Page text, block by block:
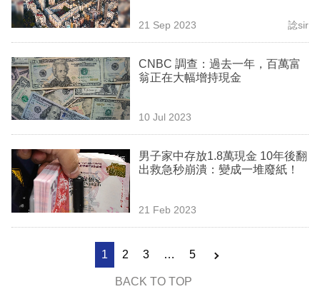
21 Sep 2023 諗sir
CNBC 調查：過去一年，百萬富
翁正在大幅增持現金
10 Jul 2023
男子家中存放1.8萬現金 10年後翻
出救急秒崩潰：變成一堆廢紙！
21 Feb 2023
1 2 3 … 5
BACK TO TOP